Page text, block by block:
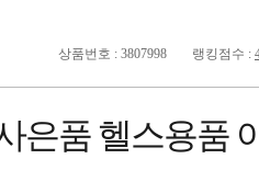
상품번호 : 3807998 랭킹점수 :
은품 헬스용품